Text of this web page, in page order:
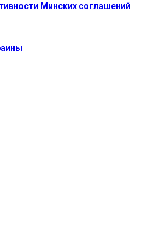
Минских соглашений